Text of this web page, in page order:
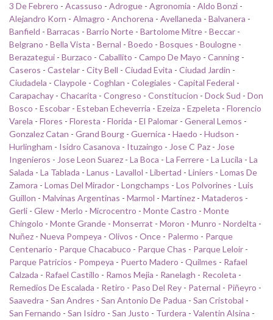
3 De Febrero - Acassuso - Adrogue - Agronomia - Aldo Bonzi -
Alejandro Korn - Almagro - Anchorena - Avellaneda - Balvanera -
Banfield - Barracas - Barrio Norte - Bartolome Mitre - Beccar -
Belgrano - Bella Vista - Bernal - Boedo - Bosques - Boulogne -
Berazategui - Burzaco - Caballito - Campo De Mayo - Canning -
Caseros - Castelar - City Bell - Ciudad Evita - Ciudad Jardin -
Ciudadela - Claypole - Coghlan - Colegiales - Capital Federal -
Carapachay - Chacarita - Congreso - Constitucion - Dock Sud - Don
Bosco - Escobar - Esteban Echeverria - Ezeiza - Ezpeleta - Florencio
Varela - Flores - Floresta - Florida - El Palomar - General Lemos -
Gonzalez Catan - Grand Bourg - Guernica - Haedo - Hudson -
Hurlingham - Isidro Casanova - Ituzaingo - Jose C Paz - Jose
Ingenieros - Jose Leon Suarez - La Boca - La Ferrere - La Lucila - La
Salada - La Tablada - Lanus - Lavallol - Libertad - Liniers - Lomas De
Zamora - Lomas Del Mirador - Longchamps - Los Polvorines - Luis
Guillon - Malvinas Argentinas - Marmol - Martinez - Mataderos -
Gerli - Glew - Merlo - Microcentro - Monte Castro - Monte
Chingolo - Monte Grande - Monserrat - Moron - Munro - Nordelta -
Nuñez - Nueva Pompeya - Olivos - Once - Palermo - Parque
Centenario - Parque Chacabuco - Parque Chas - Parque Leloir -
Parque Patricios - Pompeya - Puerto Madero - Quilmes - Rafael
Calzada - Rafael Castillo - Ramos Mejia - Ranelagh - Recoleta -
Remedios De Escalada - Retiro - Paso Del Rey - Paternal - Piñeyro -
Saavedra - San Andres - San Antonio De Padua - San Cristobal -
San Fernando - San Isidro - San Justo - Turdera - Valentin Alsina -